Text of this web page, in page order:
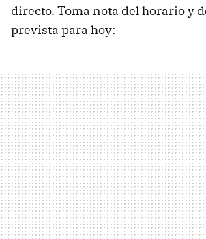
directo. Toma nota del horario y
prevista para hoy: